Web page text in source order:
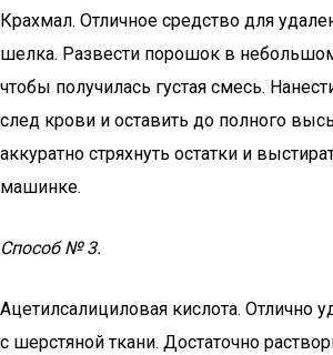
Крахмал. Отличное средство для
шелка. Развести порошок в
чтобы получилась густая смесь.
след крови и оставить до полного
аккуратно стряхнуть остатки и
машинке.
Способ № 3.
Ацетилсалициловая кислота. Отлично
с шерстяной ткани. Достаточно